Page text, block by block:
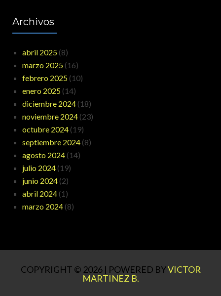
Archivos
abril 2025 (8)
marzo 2025 (16)
febrero 2025 (10)
enero 2025 (14)
diciembre 2024 (18)
noviembre 2024 (23)
octubre 2024 (19)
septiembre 2024 (8)
agosto 2024 (14)
julio 2024 (19)
junio 2024 (2)
abril 2024 (1)
marzo 2024 (8)
COPYRIGHT © 2026 | POWERED BYVICTOR
MARTINEZ B.